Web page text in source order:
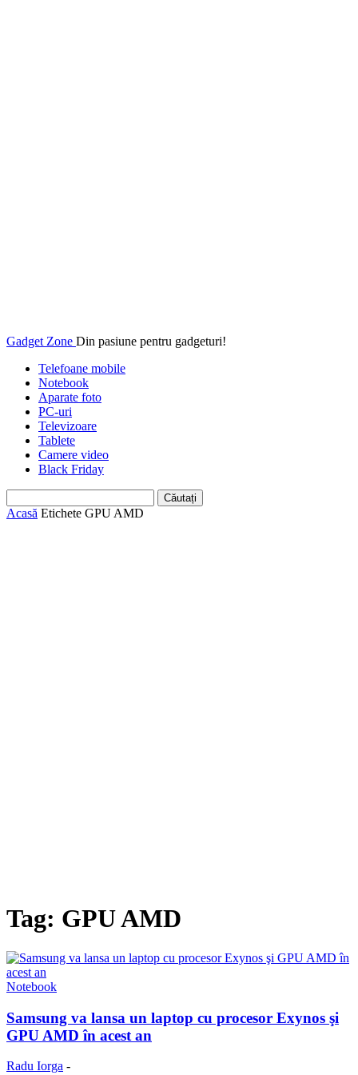
Gadget Zone Din pasiune pentru gadgeturi!
Telefoane mobile
Notebook
Aparate foto
PC-uri
Televizoare
Tablete
Camere video
Black Friday
Acasă Etichete GPU AMD
Tag: GPU AMD
Notebook
Samsung va lansa un laptop cu procesor Exynos şi
GPU AMD în acest an
Radu Iorga -